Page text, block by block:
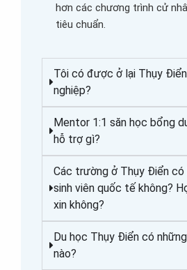
hơn các chương trình cử
tiêu chuẩn.
Tôi có được ở lại Thụy
nghiệp?
Mentor 1:1 săn học bổng
hỗ trợ gì?
Các trường ở Thụy Điển
sinh viên quốc tế không?
xin không?
Du học Thụy Điển có
nào?